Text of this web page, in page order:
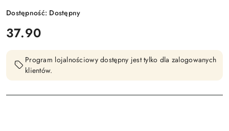
Dostępność: Dostępny
cena:
37.90
Program lojalnościowy dostępny jest tylko dla zalogowanych
klientów.